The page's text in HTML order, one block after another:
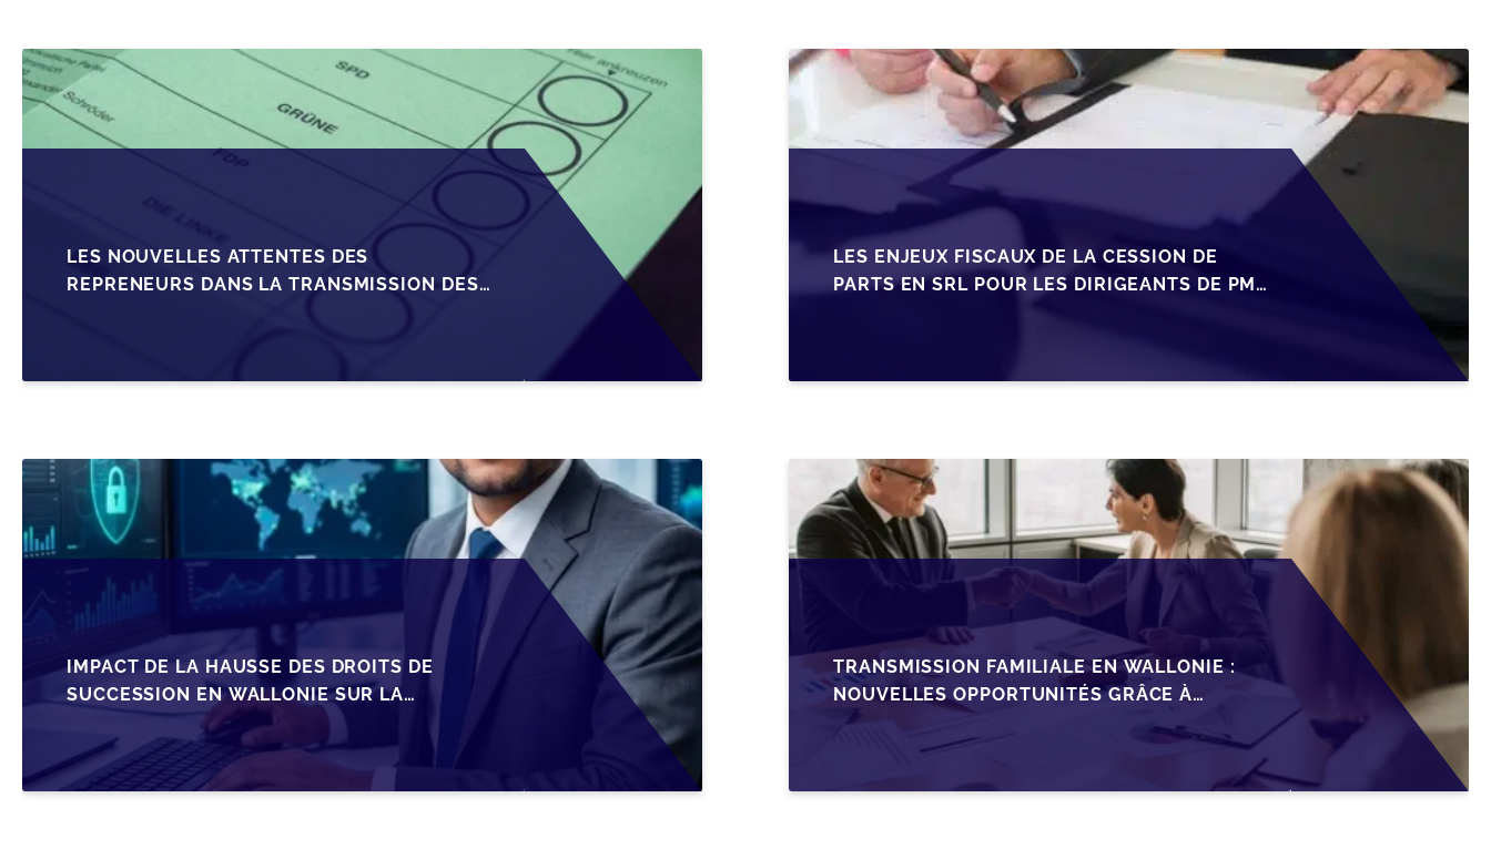
LES NOUVELLES ATTENTES DES
REPRENEURS DANS LA TRANSMISSION DES
LES ENJEUX FISCAUX DE LA CESSION DE
PARTS EN SRL POUR LES DIRIGEANTS DE PME
IMPACT DE LA HAUSSE DES DROITS DE
SUCCESSION EN WALLONIE SUR LA
TRANSMISSION FAMILIALE DES PME
TRANSMISSION FAMILIALE EN WALLONIE :
NOUVELLES OPPORTUNITÉS GRÂCE À
L’AJUSTEMENT FISCAL